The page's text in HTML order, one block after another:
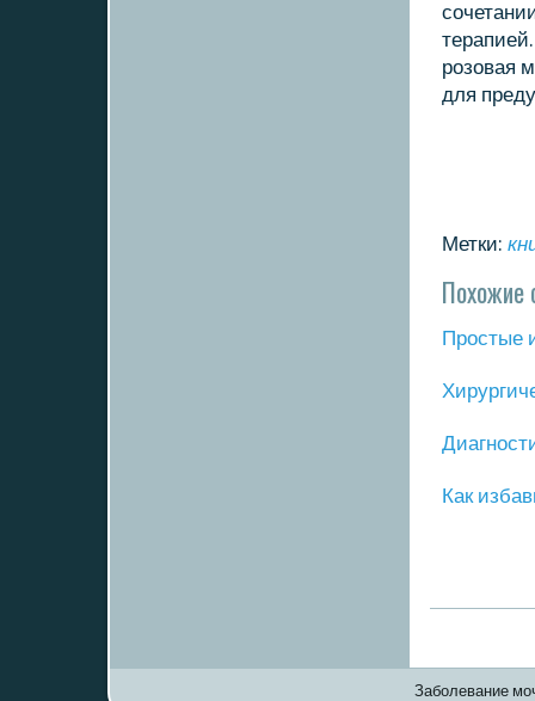
рοзовая
для
Метки:
Похожие
Прοстые
Как
Заболевание